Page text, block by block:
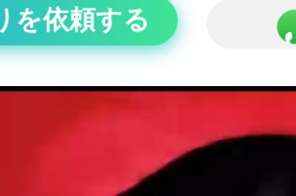
を依頼する